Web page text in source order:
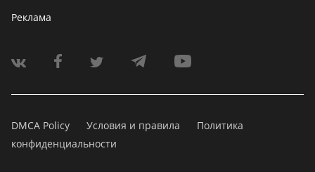
Реклама
DMCA Policy Условия и правила
Политика
конфиденциальности